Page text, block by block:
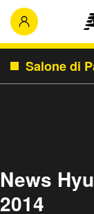
Salone di
News
2014